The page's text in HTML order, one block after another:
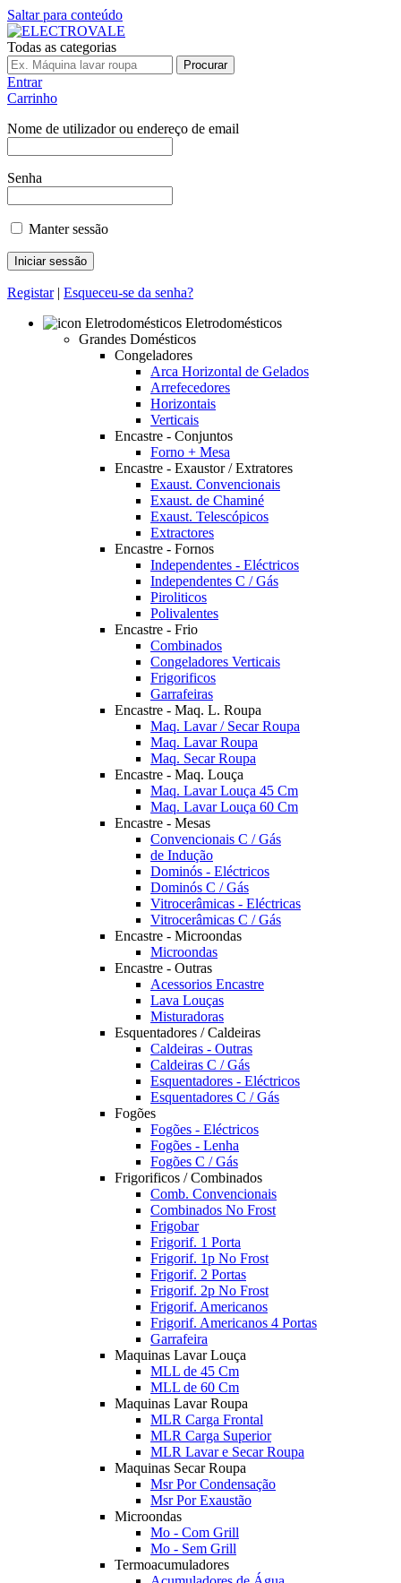
Saltar para conteúdo
Todas as categorias
Procurar
Entrar
Carrinho
Nome de utilizador ou endereço de email
Senha
Manter sessão
Registar| Esqueceu-se da senha?
Eletrodomésticos
Grandes Domésticos
Congeladores
Arca Horizontal de Gelados
Arrefecedores
Horizontais
Verticais
Encastre - Conjuntos
Forno + Mesa
Encastre - Exaustor / Extratores
Exaust. Convencionais
Exaust. de Chaminé
Exaust. Telescópicos
Extractores
Encastre - Fornos
Independentes - Eléctricos
Independentes C / Gás
Piroliticos
Polivalentes
Encastre - Frio
Combinados
Congeladores Verticais
Frigorificos
Garrafeiras
Encastre - Maq. L. Roupa
Maq. Lavar / Secar Roupa
Maq. Lavar Roupa
Maq. Secar Roupa
Encastre - Maq. Louça
Maq. Lavar Louça 45 Cm
Maq. Lavar Louça 60 Cm
Encastre - Mesas
Convencionais C / Gás
de Indução
Dominós - Eléctricos
Dominós C / Gás
Vitrocerâmicas - Eléctricas
Vitrocerâmicas C / Gás
Encastre - Microondas
Microondas
Encastre - Outras
Acessorios Encastre
Lava Louças
Misturadoras
Esquentadores / Caldeiras
Caldeiras - Outras
Caldeiras C / Gás
Esquentadores - Eléctricos
Esquentadores C / Gás
Fogões
Fogões - Eléctricos
Fogões - Lenha
Fogões C / Gás
Frigorificos / Combinados
Comb. Convencionais
Combinados No Frost
Frigobar
Frigorif. 1 Porta
Frigorif. 1p No Frost
Frigorif. 2 Portas
Frigorif. 2p No Frost
Frigorif. Americanos
Frigorif. Americanos 4 Portas
Garrafeira
Maquinas Lavar Louça
MLL de 45 Cm
MLL de 60 Cm
Maquinas Lavar Roupa
MLR Carga Frontal
MLR Carga Superior
MLR Lavar e Secar Roupa
Maquinas Secar Roupa
Msr Por Condensação
Msr Por Exaustão
Microondas
Mo - Com Grill
Mo - Sem Grill
Termoacumuladores